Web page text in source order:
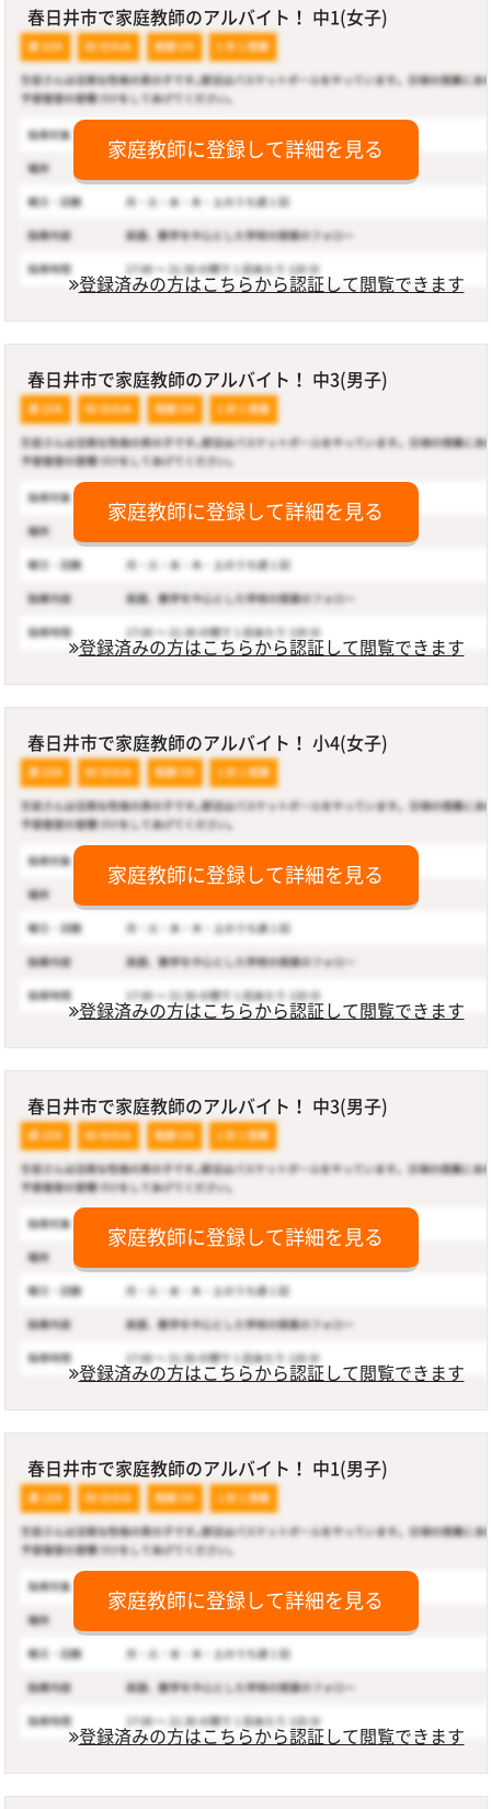
春日井市で家庭教師のアルバイト！ 中1(女子)
家庭教師に登録して詳細を見る
登録済みの方はこちらから認証して閲覧できます
春日井市で家庭教師のアルバイト！ 中3(男子)
家庭教師に登録して詳細を見る
登録済みの方はこちらから認証して閲覧できます
春日井市で家庭教師のアルバイト！ 小4(女子)
家庭教師に登録して詳細を見る
登録済みの方はこちらから認証して閲覧できます
春日井市で家庭教師のアルバイト！ 中3(男子)
家庭教師に登録して詳細を見る
登録済みの方はこちらから認証して閲覧できます
春日井市で家庭教師のアルバイト！ 中1(男子)
家庭教師に登録して詳細を見る
登録済みの方はこちらから認証して閲覧できます